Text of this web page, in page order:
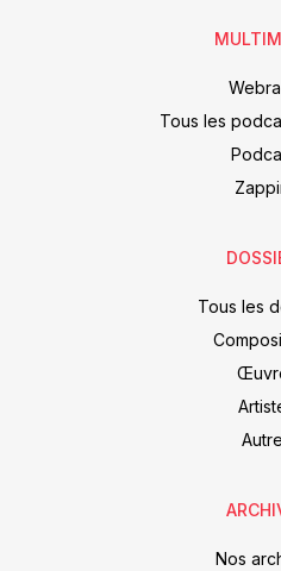
Tous les
Tous les
Nos